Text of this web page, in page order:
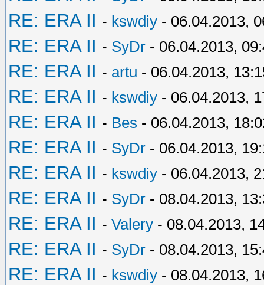
RE: ERA II - kswdiy - 06.04.2013,
RE: ERA II - SyDr - 06.04.2013,
RE: ERA II - artu - 06.04.2013,
RE: ERA II - kswdiy - 06.04.2013,
RE: ERA II - Bes - 06.04.2013,
RE: ERA II - SyDr - 06.04.2013,
RE: ERA II - kswdiy - 06.04.2013,
RE: ERA II - SyDr - 08.04.2013,
RE: ERA II - Valery - 08.04.2013,
RE: ERA II - SyDr - 08.04.2013,
RE: ERA II - kswdiy - 08.04.2013,